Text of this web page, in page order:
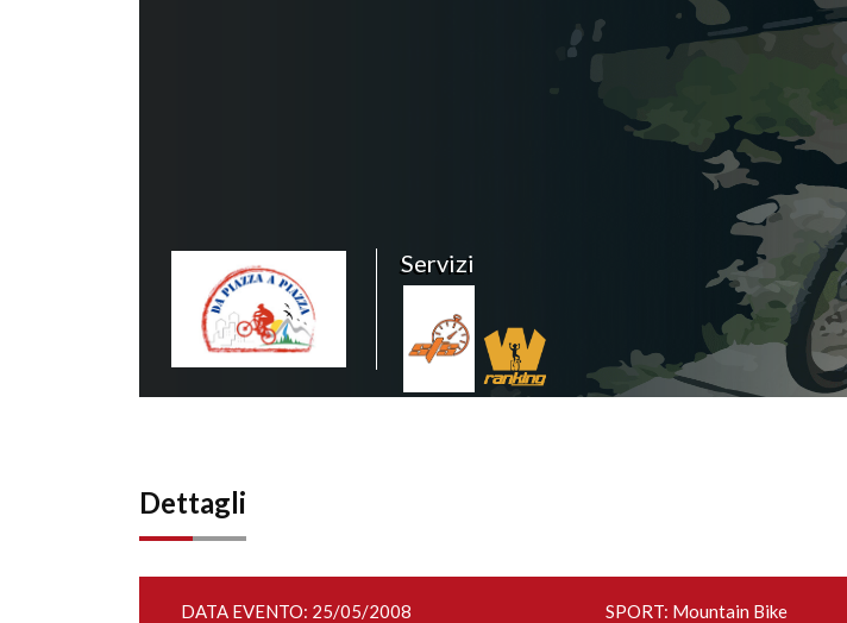
Servizi
Dettagli
DATA EVENTO: 25/05/2008 SPORT: Mountain Bike